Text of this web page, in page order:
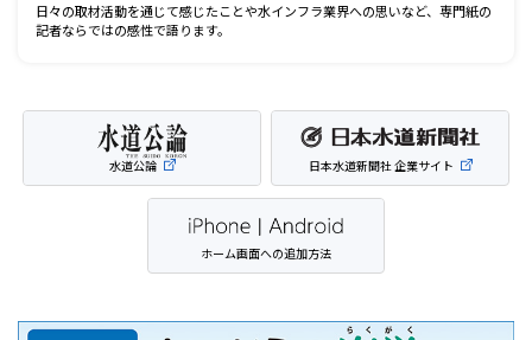
日々の取材活動を通じて感じたことや水インフラ業界への思いなど、専門紙の
記者ならではの感性で語ります。
水道公論 日本水道新聞社 企業サイト
ホーム画面への追加方法